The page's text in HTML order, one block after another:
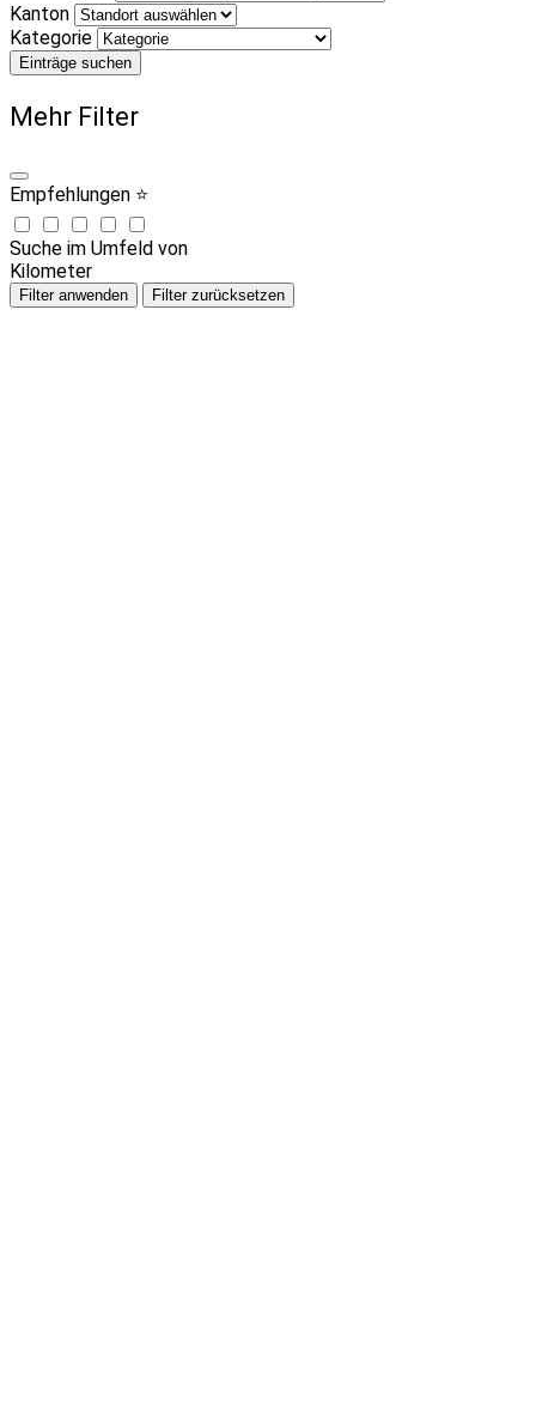
Kanton
Kategorie
Einträge suchen
Mehr Filter
Empfehlungen ⭐
Suche im Umfeld von
Kilometer
Filter anwenden Filter zurücksetzen